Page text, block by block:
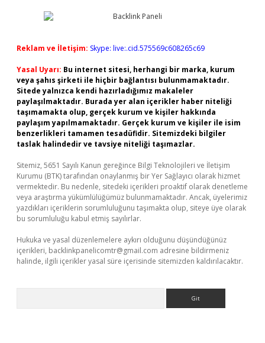
Reklam ve İletişim: Skype: live:.cid.575569c608265c69
Yasal Uyarı: Bu internet sitesi, herhangi bir marka, kurum
veya şahıs şirketi ile hiçbir bağlantısı bulunmamaktadır.
Sitede yalnızca kendi hazırladığımız makaleler
paylaşılmaktadır. Burada yer alan içerikler haber niteliği
taşımamakta olup, gerçek kurum ve kişiler hakkında
paylaşım yapılmamaktadır. Gerçek kurum ve kişiler ile isim
benzerlikleri tamamen tesadüfidir. Sitemizdeki bilgiler
taslak halindedir ve tavsiye niteliği taşımazlar.
Sitemiz, 5651 Sayılı Kanun gereğince Bilgi Teknolojileri ve İletişim
Kurumu (BTK) tarafından onaylanmış bir Yer Sağlayıcı olarak hizmet
vermektedir. Bu nedenle, sitedeki içerikleri proaktif olarak denetleme
veya araştırma yükümlülüğümüz bulunmamaktadır. Ancak, üyelerimiz
yazdıkları içeriklerin sorumluluğunu taşımakta olup, siteye üye olarak
bu sorumluluğu kabul etmiş sayılırlar.
Hukuka ve yasal düzenlemelere aykırı olduğunu düşündüğünüz
içerikleri, backlinkpanelicomtr@gmail.com adresine bildirmeniz
halinde, ilgili içerikler yasal süre içerisinde sitemizden kaldırılacaktır.